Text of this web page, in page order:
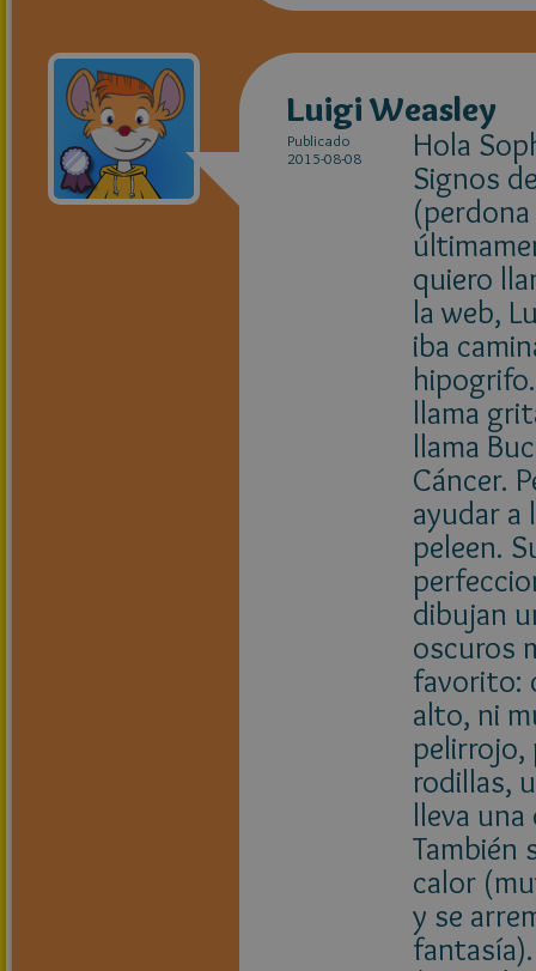
Luigi Weasley
Publicado
2015-08-08
Hola
Signos
quiero
la web,
iba
llama
llama
Cáncer.
ayudar a
peleen.
dibujan
oscuros
favorito:
alto, ni
pelirrojo,
rodillas,
lleva
También
calor
y se